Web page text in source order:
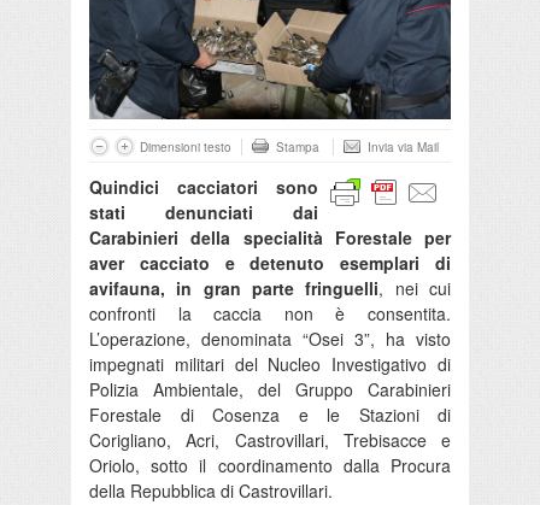
Dimensioni testo Stampa Invia via Mail
Quindici cacciatori sono
stati denunciati dai
Carabinieri della specialità Forestale per
aver cacciato e detenuto esemplari di
avifauna, in gran parte fringuelli, nei cui
confronti la caccia non è consentita.
L’operazione, denominata “Osei 3”, ha visto
impegnati militari del Nucleo Investigativo di
Polizia Ambientale, del Gruppo Carabinieri
Forestale di Cosenza e le Stazioni di
Corigliano, Acri, Castrovillari, Trebisacce e
Oriolo, sotto il coordinamento dalla Procura
della Repubblica di Castrovillari.